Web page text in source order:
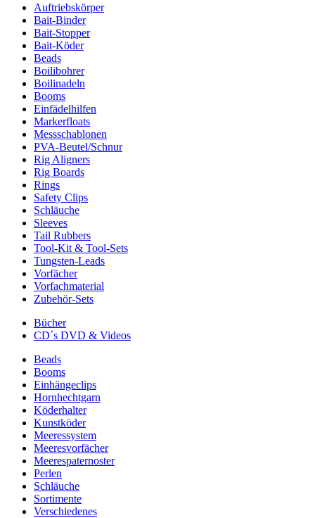
Auftriebskörper
Bait-Binder
Bait-Stopper
Bait-Köder
Beads
Boilibohrer
Boilinadeln
Booms
Einfädelhilfen
Markerfloats
Messschablonen
PVA-Beutel/Schnur
Rig Aligners
Rig Boards
Rings
Safety Clips
Schläuche
Sleeves
Tail Rubbers
Tool-Kit & Tool-Sets
Tungsten-Leads
Vorfächer
Vorfachmaterial
Zubehör-Sets
Bücher
CD´s DVD & Videos
Beads
Booms
Einhängeclips
Hornhechtgarn
Köderhalter
Kunstköder
Meeressystem
Meeresvorfächer
Meerespaternoster
Perlen
Schläuche
Sortimente
Verschiedenes